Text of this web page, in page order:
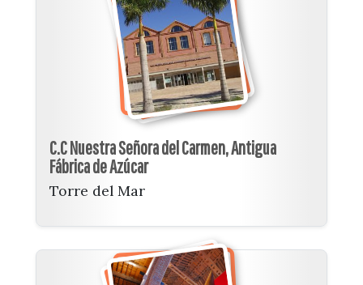
C.C Nuestra Señora del Carmen, Antigua
Fábrica de Azúcar
Torre del Mar